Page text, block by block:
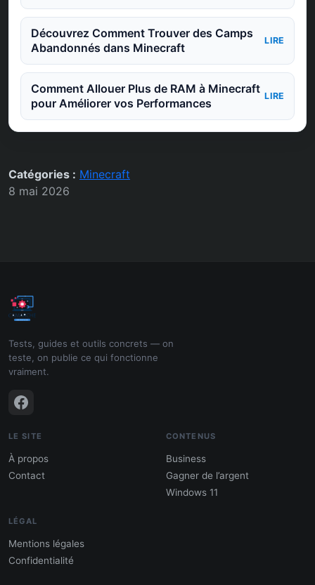
Découvrez Comment Trouver des Camps
Abandonnés dans Minecraft
LIRE
Comment Allouer Plus de RAM à Minecraft
pour Améliorer vos Performances
LIRE
Catégories : Minecraft
8 mai 2026
Tests, guides et outils concrets — on
teste, on publie ce qui fonctionne
vraiment.
LE SITE
À propos
Contact
CONTENUS
Business
Gagner de l’argent
Windows 11
LÉGAL
Mentions légales
Confidentialité